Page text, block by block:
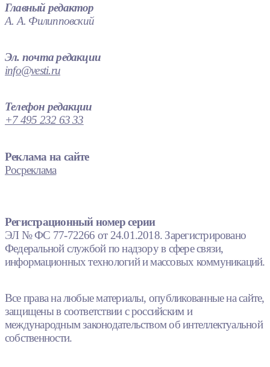
Главный редактор
А. А. Филипповский
Эл. почта редакции
info@vesti.ru
Телефон редакции
+7 495 232 63 33
Реклама на сайте
Росреклама
Регистрационный номер серии
ЭЛ № ФС 77-72266 от 24.01.2018. Зарегистрировано
Федеральной службой по надзору в сфере связи,
информационных технологий и массовых коммуникаций.
Все права на любые материалы, опубликованные на сайте,
защищены в соответствии с российским и
международным законодательством об интеллектуальной
собственности.